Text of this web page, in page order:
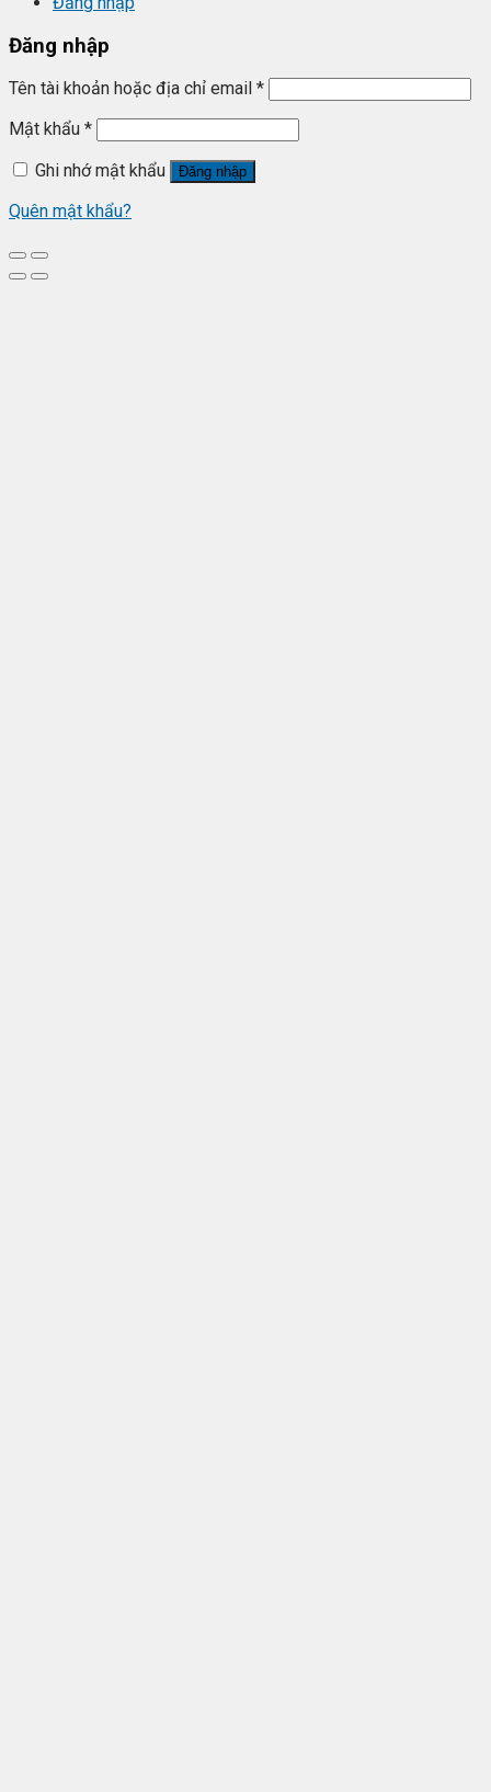
Đăng nhập
Tên tài khoản hoặc địa chỉ email *
Mật khẩu *
Ghi nhớ mật khẩu
Đăng nhập
Quên mật khẩu?